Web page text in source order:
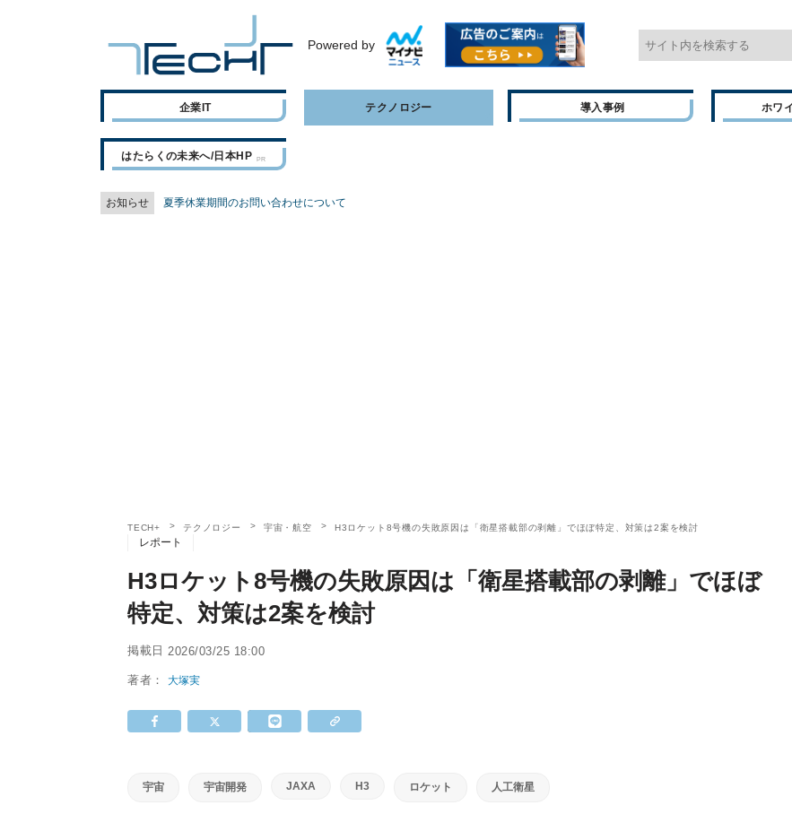
Powered by
企業IT テクノロジー 導入事例 ホワ
はたらくの未来へ/日本HP
お知らせ 夏季休業期間のお問い合わせについて
TECH+ テクノロジー 宇宙・航空 H3ロケット8号機の失敗原因は「衛星搭載部の剥離」でほぼ特定、対策は2案を検討
レポート
H3ロケット8号機の失敗原因は「衛星搭載部の剥離」でほぼ
特定、対策は2案を検討
掲載日 2026/03/25 18:00
著者：大塚実
宇宙 宇宙開発 JAXA H3 ロケット 人工衛星